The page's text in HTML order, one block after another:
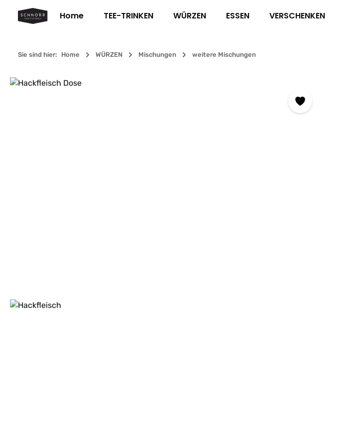
Hauptinhalt springen
Zur Suche springen
Zur Hauptnavigation springen
Home TEE-TRINKEN WÜRZEN ESSEN VERSCHENKEN
Sie sind hier: Home WÜRZEN Mischungen weitere Mischungen
Bildergalerie überspringen